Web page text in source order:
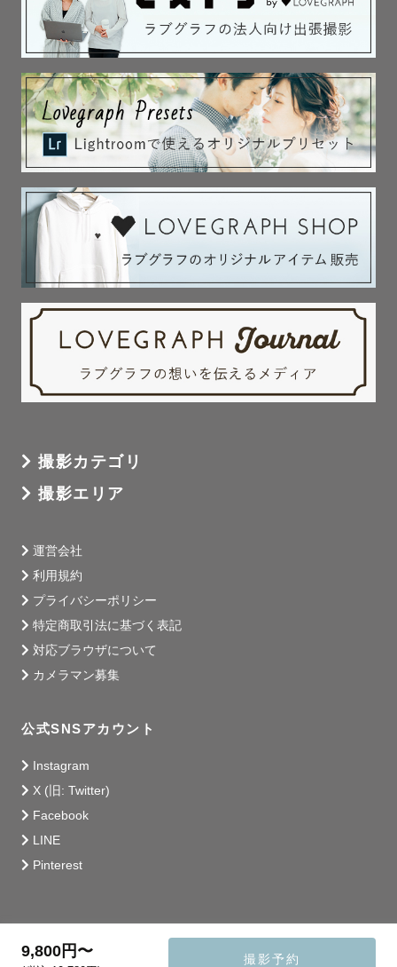
9,800円〜 撮影予約
撮影カテゴリ
撮影エリア
運営会社
利用規約
プライバシーポリシー
特定商取引法に基づく表記
対応ブラウザについて
カメラマン募集
公式SNSアカウント
Instagram
X (旧: Twitter)
Facebook
LINE
Pinterest